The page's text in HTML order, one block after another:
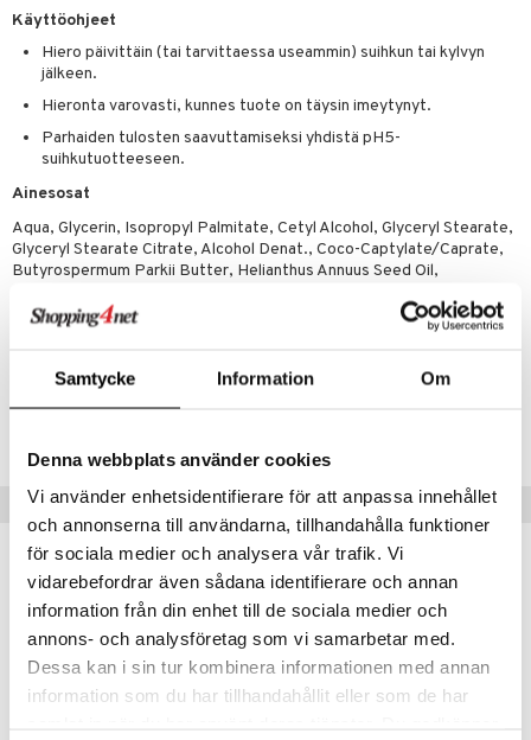
Samtycke Information Om
Denna webbplats använder cookies
Vi använder enhetsidentifierare för att anpassa innehållet
och annonserna till användarna, tillhandahålla funktioner
för sociala medier och analysera vår trafik. Vi
vidarebefordrar även sådana identifierare och annan
information från din enhet till de sociala medier och
annons- och analysföretag som vi samarbetar med.
Dessa kan i sin tur kombinera informationen med annan
information som du har tillhandahållit eller som de har
Käyttöohjeet
Hiero päivittäin (tai tarvittaessa useammin) suihkun tai kylvyn
jälkeen.
Hieronta varovasti, kunnes tuote on täysin imeytynyt.
Parhaiden tulosten saavuttamiseksi yhdistä pH5-
suihkutuotteeseen.
Ainesosat
Aqua, Glycerin, Isopropyl Palmitate, Cetyl Alcohol, Glyceryl Stearate,
Glyceryl Stearate Citrate, Alcohol Denat., Coco-Captylate/Caprate,
Butyrospermum Parkii Butter, Helianthus Annuus Seed Oil,
Phosphate, Xanthan Gum, Hydroxyacetophenone, Ethylhexylglycerin,
Suositut tuotteet
Suolisto
& Mineraalit
& Tikut
hoito
ruoalle
intoleranssi
& Kuume
& Käheys
nenä
vuoto & tukkoisuus
Mineraalit
& vastauksia